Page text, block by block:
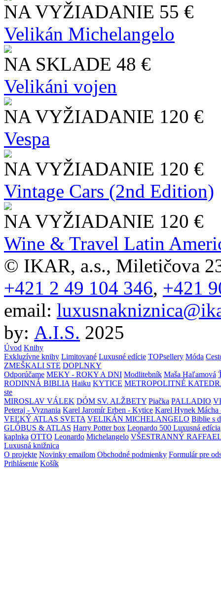
NA VYŽIADANIE 55 €
Velikán Michelangelo
NA SKLADE 48 €
Velikáni vojen
NA VYŽIADANIE 120 €
Vespa
NA VYŽIADANIE 120 €
Vintage Cars (2nd Edition)
NA VYŽIADANIE 120 €
Wine & Travel Latin
© IKAR, a.s., Miletičova
+421 2 49 104 346, +421
email:
by: A.I.S. 2025
Úvod Knihy
Exkluzívne knihy Limitované Luxusné edície TOPsellery Móda
ZMEŠKALI STE DOPLNKY
Odporúčame MEKY - ROKY A DNI Modlitebník Maša Haľamová
RODINNÁ BIBLIA Haiku KYTICE METROPOLITNÉ
ste
MIROSLAV VÁLEK DÓM SV. ALŽBETY Piačka PALLADIO
Peteraj - Vyznania Karel Jaromír Erben - Kytice Karel Hynek Mácha
VEĽKÝ ATLAS SVETA VELIKÁN MICHELANGELO Biblie s
GLÓBUS & ATLAS Harry Potter box Leonardo 500 Luxusná edícia
kaplnka OTTO Leonardo Michelangelo VŠESTRANNÝ
Luxusná knižnica
O projekte Novinky emailom Obchodné podmienky Formulár pre
Prihlásenie Košík